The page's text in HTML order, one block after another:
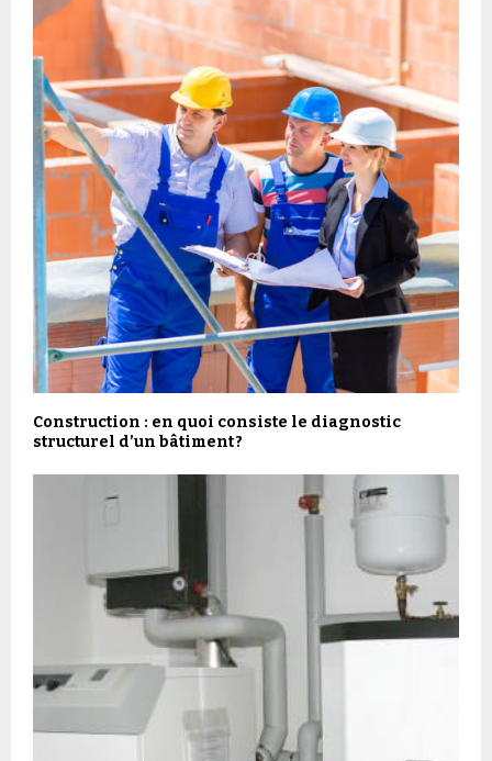
Construction : en quoi consiste le diagnostic
structurel d’un bâtiment ?